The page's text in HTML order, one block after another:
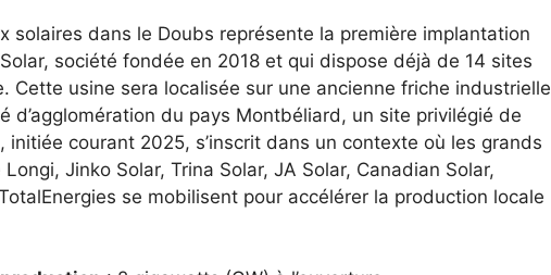
solaires dans le Doubs représente la première implantation
société fondée en 2018 et qui dispose déjà de 14 sites
Cette usine sera localisée sur une ancienne friche industrielle
d’agglomération du pays Montbéliard, un site privilégié de
courant 2025, s’inscrit dans un contexte où les grands
Jinko Solar, Trina Solar, JA Solar, Canadian Solar,
se mobilisent pour accélérer la production locale